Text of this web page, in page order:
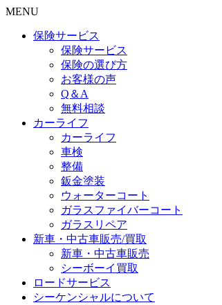
MENU
保険サービス
保険サービス
保険の選び方
お客様の声
Q＆A
無料相談
カーライフ
カーライフ
車検
整備
鈑金塗装
ウォーターコート
ガラスファイバーコート
ガラスリペア
新車・中古車販売/買取
新車・中古車販売
シーボーイ買取
ロードサービス
シーケンシャルについて